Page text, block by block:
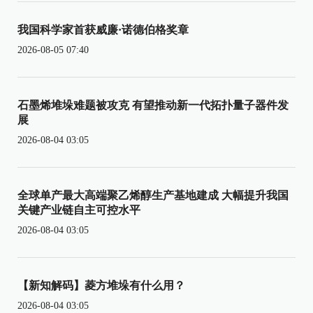
我国科学家首获威廉·诺德伯格奖章
2026-08-05 07:40
石墨烯堆垛难题被攻克 有望推动新一代拓扑量子器件发
展
2026-08-04 03:05
全球单产最大高端聚乙烯醇生产基地建成 大幅提升我国
关键产业链自主可控水平
2026-08-04 03:05
【新知解码】菱方堆垛有什么用？
2026-08-04 03:05